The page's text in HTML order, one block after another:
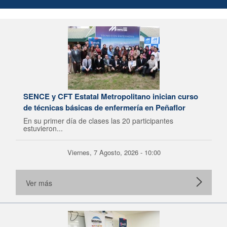
SENCE y CFT Estatal Metropolitano inician curso
de técnicas básicas de enfermería en Peñaflor
En su primer día de clases las 20 participantes
estuvieron...
Viernes, 7 Agosto, 2026 - 10:00
Ver más